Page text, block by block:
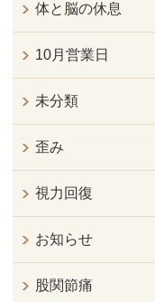
体と脳の休息
10月営業日
未分類
歪み
視力回復
お知らせ
股関節痛